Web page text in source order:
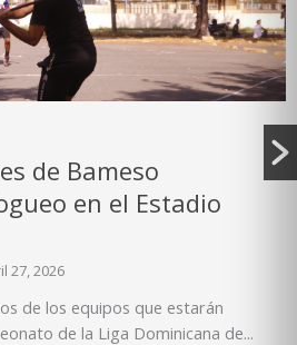
LIDOVI realiza
equipos de nuevo
La actividad marcó el inicio del
integración de nuevas
Dominicana...